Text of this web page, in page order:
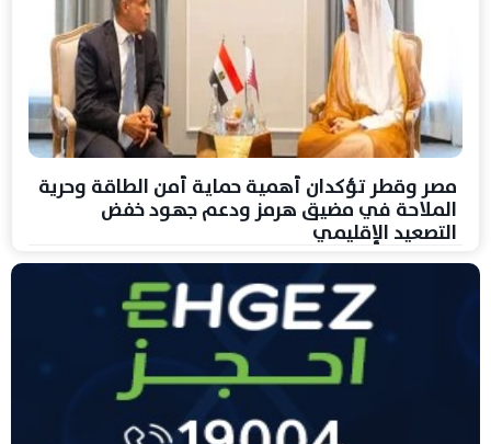
مصر وقطر تؤكدان أهمية حماية أمن الطاقة وحرية
الملاحة في مضيق هرمز ودعم جهود خفض
التصعيد الإقليمي